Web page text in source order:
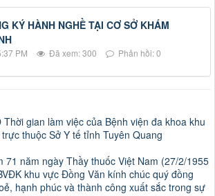
KÝ HÀNH NGHỀ TẠI CƠ SỞ KHÁM
PM Đã xem: 300 Phản hồi: 0
Thời gian làm việc của Bệnh viện đa khoa khu
thuộc Sở Y tế tỉnh Tuyên Quang
71 năm ngày Thầy thuốc Việt Nam (27/2/1955
khu vực Đồng Văn kính chúc quý đồng
hạnh phúc và thành công xuất sắc trong sự